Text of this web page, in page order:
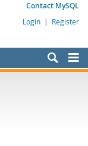
Contact MySQL
Login | Register